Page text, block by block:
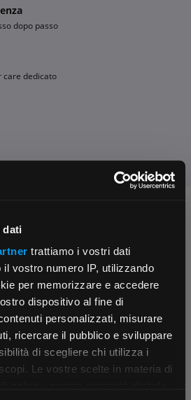
dati
trattiamo i vostri dati
il vostro numero IP, utilizzando
per memorizzare e accedere
dispositivo al fine di
personalizzati, misurare
ricercare il pubblico e sviluppare
di scegliere chi utilizza i
Le vostre scelte in materia di
×
dopo passo
care dedicato
Fissa una consulenza
Ti affiancheremo passo dopo passo